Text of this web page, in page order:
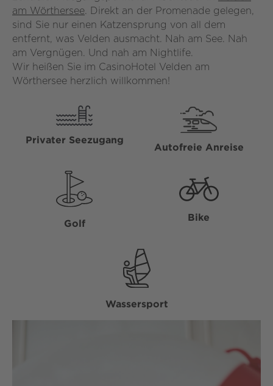
am Wörthersee . Direkt an der Promenade gelegen,
sind Sie nur einen Katzensprung von all dem
entfernt, was Velden ausmacht. Nah am See. Nah
am Vergnügen. Und nah am Nightlife.
Wir heißen Sie im CasinoHotel Velden am
Wörthersee herzlich willkommen!
Privater Seezugang
Autofreie Anreise
Golf
Bike
Wassersport